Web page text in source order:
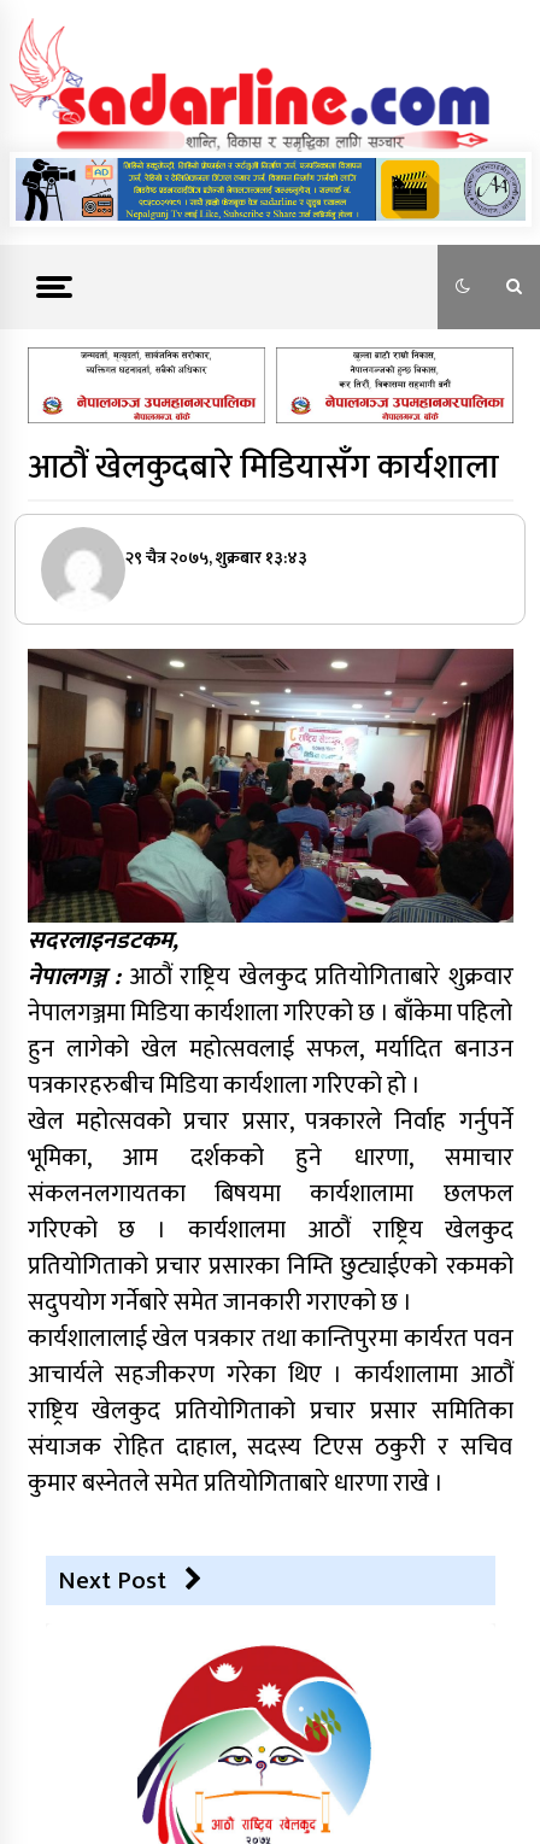
content
News For Nepal
आठौं खेलकुदबारे मिडियासँग कार्यशाला
२९ चैत्र २०७५, शुक्रबार १३:४३
सदरलाइनडटकम,
नेपालगञ्ज :आठौं राष्ट्रिय खेलकुद प्रतियोगिताबारे शुक्रवार
नेपालगञ्जमा मिडिया कार्यशाला गरिएको छ । बाँकेमा पहिलो
हुन लागेको खेल महोत्सवलाई सफल, मर्यादित बनाउन
पत्रकारहरुबीच मिडिया कार्यशाला गरिएको हो ।
खेल महोत्सवको प्रचार प्रसार, पत्रकारले निर्वाह गर्नुपर्ने
भूमिका, आम दर्शकको हुने धारणा, समाचार
संकलनलगायतका बिषयमा कार्यशालामा छलफल
गरिएको छ । कार्यशालमा आठौं राष्ट्रिय खेलकुद
प्रतियोगिताको प्रचार प्रसारका निम्ति छुट्याईएको रकमको
सदुपयोग गर्नेबारे समेत जानकारी गराएको छ ।
कार्यशालालाई खेल पत्रकार तथा कान्तिपुरमा कार्यरत पवन
आचार्यले सहजीकरण गरेका थिए । कार्यशालामा आठौं
राष्ट्रिय खेलकुद प्रतियोगिताको प्रचार प्रसार समितिका
संयाजक रोहित दाहाल, सदस्य टिएस ठकुरी र सचिव
कुमार बस्नेतले समेत प्रतियोगिताबारे धारणा राखे ।
Next Post